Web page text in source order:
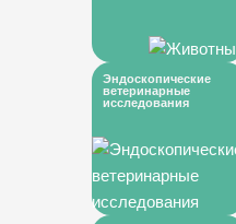
Эндоскопические
ветеринарные
исследования